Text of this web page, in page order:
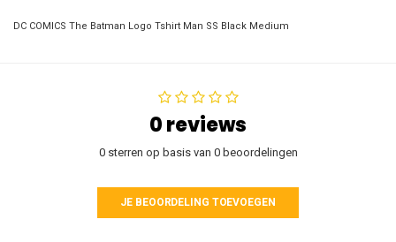
DC COMICS The Batman Logo Tshirt Man SS Black Medium
0 reviews
0 sterren op basis van 0 beoordelingen
JE BEOORDELING TOEVOEGEN